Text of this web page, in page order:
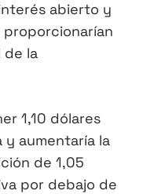
abierto y
de la
1,10 dólares
y aumentaría la
de 1,05
por debajo de